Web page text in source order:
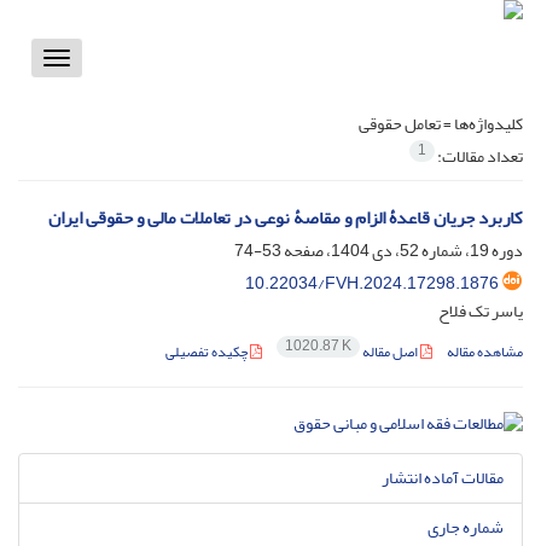
Toggle
کلیدواژه‌ها =تعامل حقوقی
تعداد مقالات: 1
کاربرد جریان قاعدۀ الزام و مقاصۀ نوعی در تعاملات مالی و حقوقی ایران
دوره 19، شماره 52، دی 1404، صفحه
53-74
10.22034/FVH.2024.17298.1876
یاسر تک فلاح
مشاهده مقاله اصل مقاله 1020.87 K چکیده تفصیلی
مقالات آماده انتشار
شماره جاری